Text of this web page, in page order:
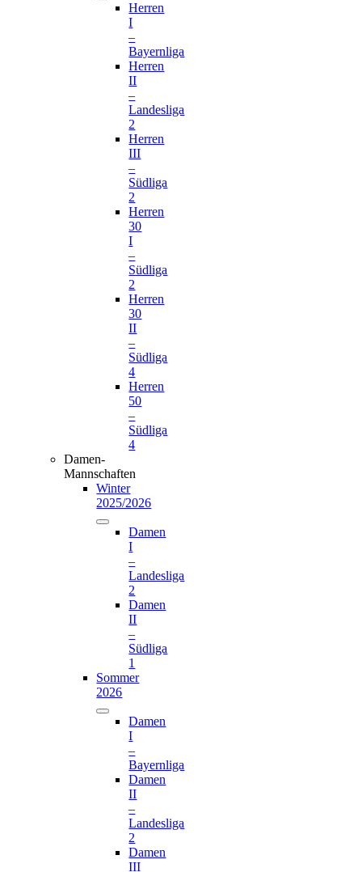
Herren
I
–
Bayernliga
Herren
II
–
Landesliga
2
Herren
III
–
Südliga
2
Herren
30
I
–
Südliga
2
Herren
30
II
–
Südliga
4
Herren
50
–
Südliga
4
Damen-
Mannschaften
Winter
2025/2026
Damen
I
–
Landesliga
2
Damen
II
–
Südliga
1
Sommer
2026
Damen
I
–
Bayernliga
Damen
II
–
Landesliga
2
Damen
III